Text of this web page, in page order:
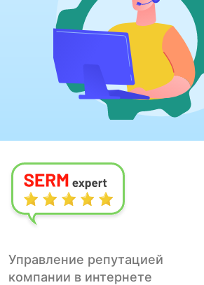
Управление репутацией
компании в интернете